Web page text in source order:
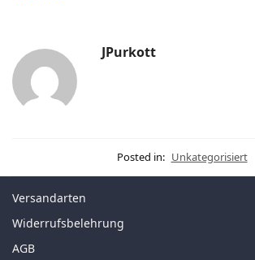
JPurkott
Posted in: Unkategorisiert
Versandarten
Widerrufsbelehrung
AGB